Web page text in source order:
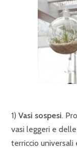
1) Vasi sospesi.
vasi leggeri e
terriccio